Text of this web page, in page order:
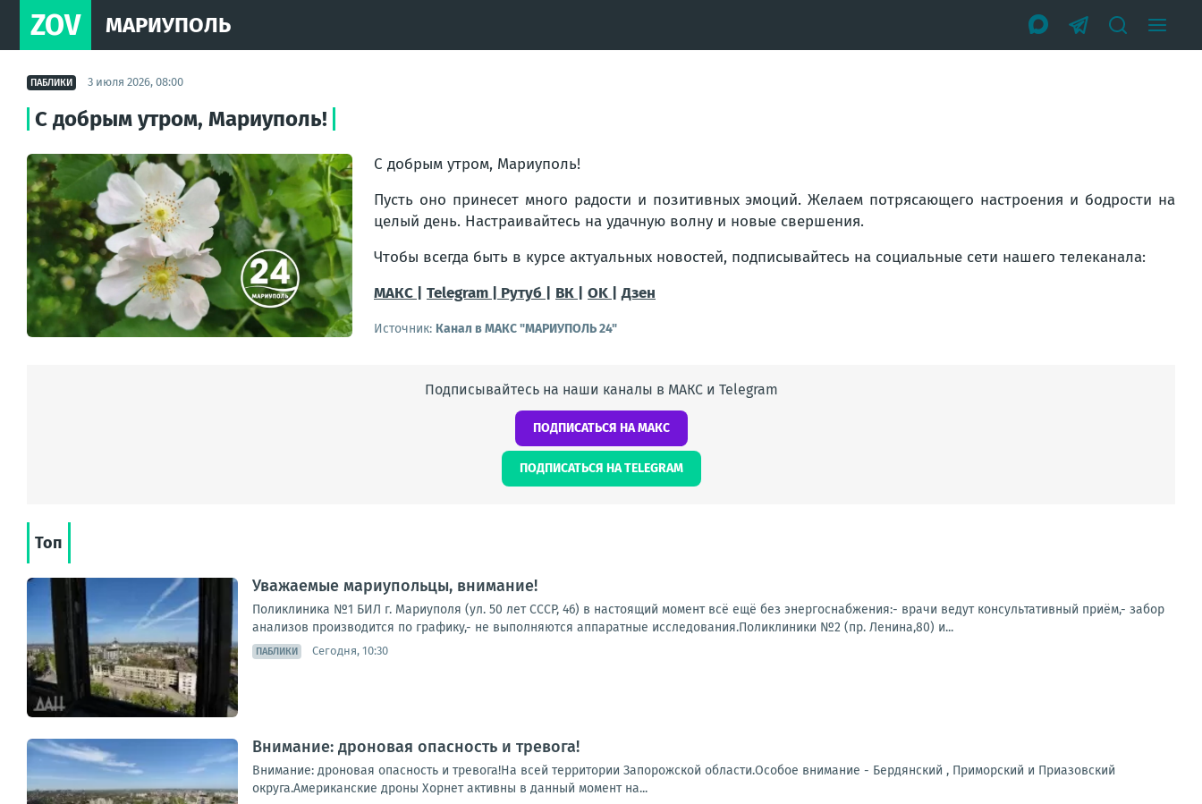
ZOV МАРИУПОЛЬ
ПАБЛИКИ 3 июля 2026, 08:00
С добрым утром, Мариуполь!
С добрым утром, Мариуполь!
Пусть оно принесет много радости и позитивных эмоций. Желаем потрясающего настроения и бодрости на
целый день. Настраивайтесь на удачную волну и новые свершения.
Чтобы всегда быть в курсе актуальных новостей, подписывайтесь на социальные сети нашего телеканала:
МАКС |
Telegram | Рутуб | ВК | OK | Дзен
Источник: Канал в МАКС "МАРИУПОЛЬ 24"
Подписывайтесь на наши каналы в МАКС и Telegram
ПОДПИСАТЬСЯ НА МАКС
ПОДПИСАТЬСЯ НА TELEGRAM
Топ
Уважаемые мариупольцы, внимание!
Поликлиника №1 БИЛ г. Мариуполя (ул. 50 лет СССР, 46) в настоящий момент всё ещё без энергоснабжения:- врачи ведут консультативный приём,- забор
анализов производится по графику,- не выполняются аппаратные исследования.Поликлиники №2 (пр. Ленина,80) и...
ПАБЛИКИ Сегодня, 10:30
Внимание: дроновая опасность и тревога!
Внимание: дроновая опасность и тревога!На всей территории Запорожской области.Особое внимание - Бердянский , Приморский и Приазовский
округа.Американские дроны Хорнет активны в данный момент на...